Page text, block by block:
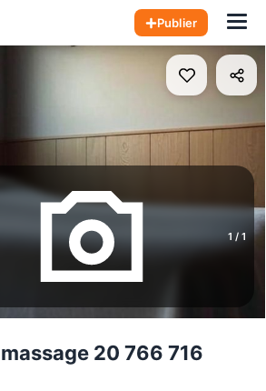
Publier
1 / 1
20 766 716